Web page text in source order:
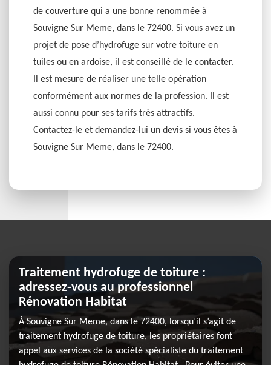
de couverture qui a une bonne renommée à
Souvigne Sur Meme, dans le 72400. Si vous avez un
projet de pose d’hydrofuge sur votre toiture en
tuiles ou en ardoise, il est conseillé de le contacter.
Il est mesure de réaliser une telle opération
conformément aux normes de la profession. Il est
aussi connu pour ses tarifs très attractifs.
Contactez-le et demandez-lui un devis si vous êtes à
Souvigne Sur Meme, dans le 72400.
Traitement hydrofuge de toiture :
adressez-vous au professionnel
Rénovation Habitat
À Souvigne Sur Meme, dans le 72400, lorsqu’il s’agit de
traitement hydrofuge de toiture, les propriétaires font
appel aux services de la société spécialiste du traitement